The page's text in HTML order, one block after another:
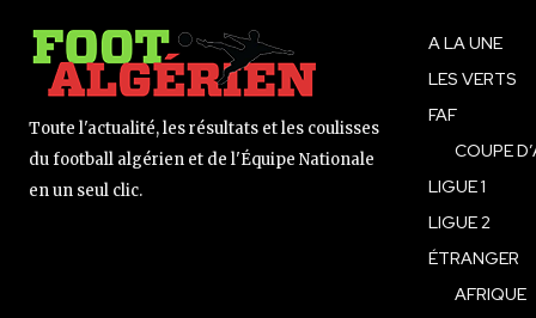
Toute l'actualité, les résultats et les coulisses
du football algérien et de l'Équipe Nationale
en un seul clic.
A LA UNE
LES VERTS
FAF
COUPE
LIGUE 1
LIGUE 2
ÉTRANGER
AFRIQUE